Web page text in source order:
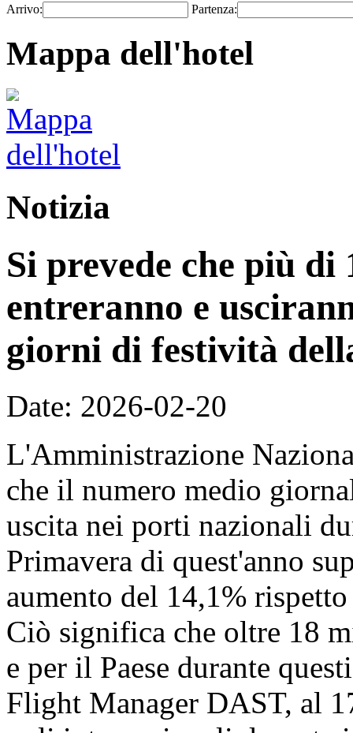
Arrivo: Partenza:
Mappa dell'hotel
Notizia
Si prevede che più
entreranno e
giorni di festività
Date: 2026-02-20
L'Amministrazione
che il numero medio
uscita nei porti nazionali
Primavera di quest'anno
aumento del 14,1%
Ciò significa che oltre 18
e per il Paese durante
Flight Manager DAST, al